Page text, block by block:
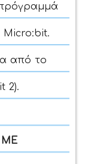
Micro:bit.
από το
2).
ΜΕ